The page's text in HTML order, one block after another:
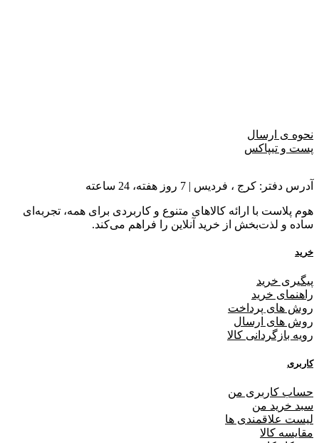
نحوه ی ارسال
پست و تیپاکس
آدرس دفتر: کرج ، فردیس | 7 روز هفته، 24 ساعته
هوم پلاست با ارائه کالاهای متنوع و کاربردی برای همه، تجربه‌ای
ساده و لذت‌بخش از خرید آنلاین را فراهم می‌کند.
خرید
پیگیری خرید
راهنمای خرید
روش های پرداخت
روش های ارسال
رویه بازگردانی کالا
کاربری
حساب کاربری من
سبد خرید من
لیست علاقمندی ها
مقایسه کالا